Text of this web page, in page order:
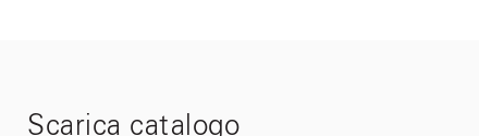
Scarica catalogo